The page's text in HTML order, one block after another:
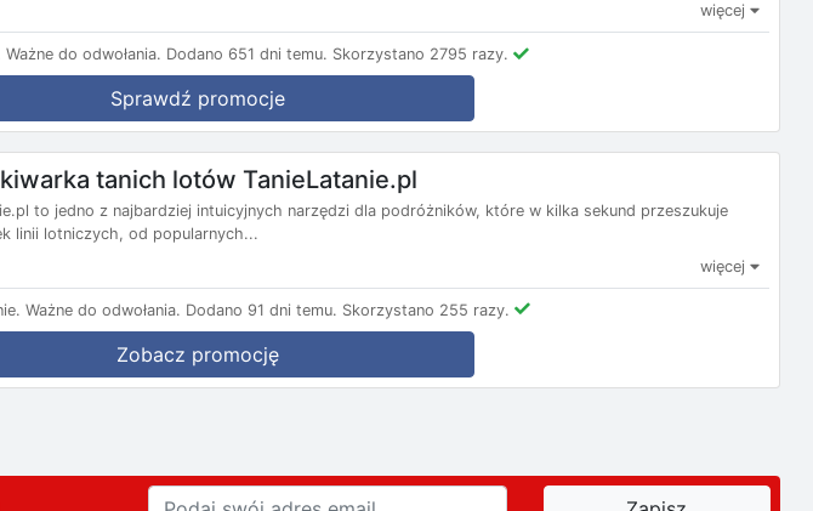
więcej
Ważne do odwołania. Dodano 651 dni temu. Skorzystano 2795 razy.
Sprawdź promocje
tanich lotów TanieLatanie.pl
to jedno z najbardziej intuicyjnych narzędzi dla podróżników, które w kilka sekund przeszukuje
linii lotniczych, od popularnych...
więcej
Ważne do odwołania. Dodano 91 dni temu. Skorzystano 255 razy.
Zobacz promocję